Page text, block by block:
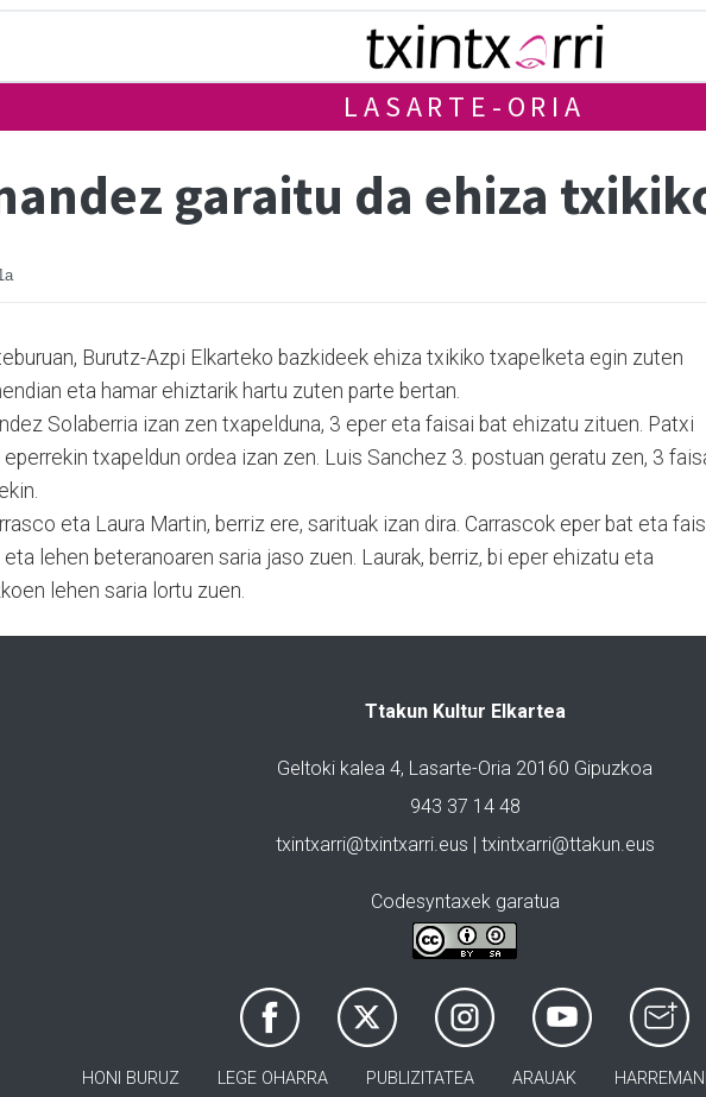
LASARTE-ORIA
garaitu da ehiza
Burutz-Azpi Elkarteko bazkideek ehiza txikiko txapelketa egin zuten
eta hamar ehiztarik hartu zuten parte bertan.
Solaberria izan zen txapelduna, 3 eper eta faisai bat ehizatu zituen. Patxi
eperrekin txapeldun ordea izan zen. Luis Sanchez 3. postuan geratu zen, 3
eta Laura Martin, berriz ere, sarituak izan dira. Carrascok eper bat eta
lehen beteranoaren saria jaso zuen. Laurak, berriz, bi eper ehizatu eta
lehen saria lortu zuen.
Ttakun Kultur Elkartea
Geltoki kalea 4, Lasarte-Oria 20160 Gipuzkoa
943 37 14 48
txintxarri@txintxarri.eus | txintxarri@ttakun.eus
Codesyntaxek garatua
HONI BURUZ LEGE OHARRA PUBLIZITATEA ARAUAK